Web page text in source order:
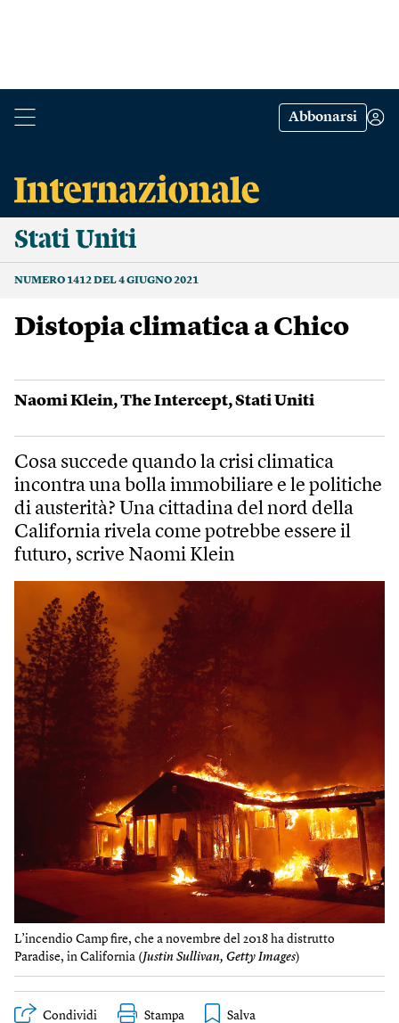
Abbonarsi
Stati Uniti
NUMERO 1412 DEL 4 GIUGNO 2021
Distopia climatica a Chico
Naomi Klein,The Intercept,Stati Uniti
Cosa succede quando la crisi climatica
incontra una bolla immobiliare e le politiche
di austerità? Una cittadina del nord della
California rivela come potrebbe essere il
futuro, scrive Naomi Klein
L’incendio Camp fire, che a novembre del 2018 ha distrutto
Paradise, in California (Justin Sullivan, Getty Images)
Condividi Stampa